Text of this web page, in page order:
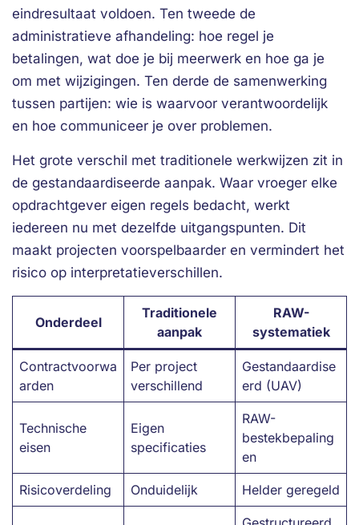
eindresultaat voldoen. Ten tweede de
administratieve afhandeling: hoe regel je
betalingen, wat doe je bij meerwerk en hoe ga je
om met wijzigingen. Ten derde de samenwerking
tussen partijen: wie is waarvoor verantwoordelijk
en hoe communiceer je over problemen.
Het grote verschil met traditionele werkwijzen zit in
de gestandaardiseerde aanpak. Waar vroeger elke
opdrachtgever eigen regels bedacht, werkt
iedereen nu met dezelfde uitgangspunten. Dit
maakt projecten voorspelbaarder en vermindert het
risico op interpretatieverschillen.
Onderdeel
Traditionele
aanpak
RAW-
systematiek
Contractvoorwa
arden
Per project
verschillend
Gestandaardise
erd (UAV)
Technische
eisen
Eigen
specificaties
RAW-
bestekbepaling
en
Risicoverdeling Onduidelijk Helder geregeld